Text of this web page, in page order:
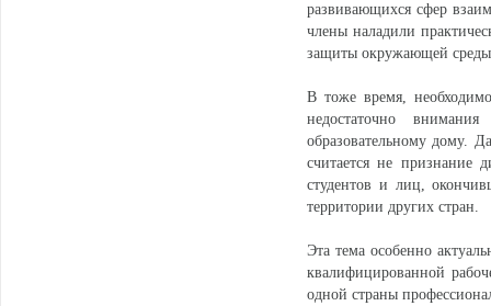
развивающихся сфер
члены наладили
защиты окружающей
В тоже время,
недостаточно
образовательному дому.
считается не признание
студентов и лиц,
территории других стран.
Эта тема особенно
квалифицированной
одной страны